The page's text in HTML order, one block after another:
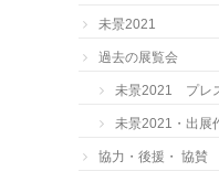
未景2021
過去の展覧会
未景2021 プレ
未景2021・出展
協力・後援・ 協賛